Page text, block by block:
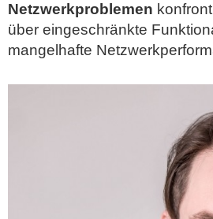
Netzwerkproblemen
über eingeschränkte
mangelhafte